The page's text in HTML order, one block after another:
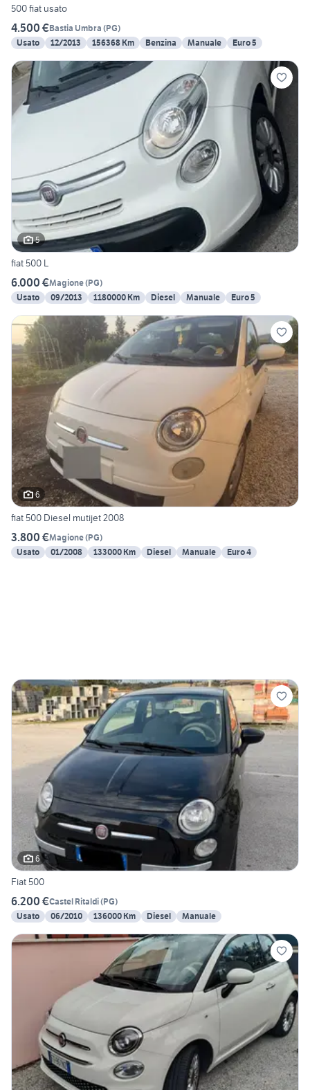
500 fiat usato
4.500 €Bastia Umbra (PG)
Usato
12/2013 156368 Km Benzina Manuale Euro 5
5
fiat 500 L
6.000 €Magione(PG)
Usato
09/2013 1180000 Km Diesel Manuale Euro 5
6
fiat 500 Diesel mutijet 2008
3.800 €Magione(PG)
Usato
01/2008 133000 Km Diesel Manuale Euro 4
6
Fiat 500
6.200 €Castel Ritaldi(PG)
Usato
06/2010 136000 Km Diesel Manuale